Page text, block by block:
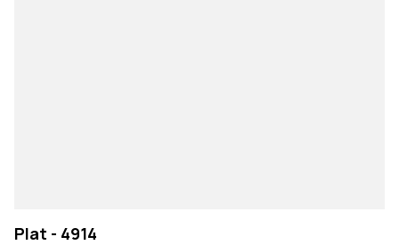
Plat - 4914